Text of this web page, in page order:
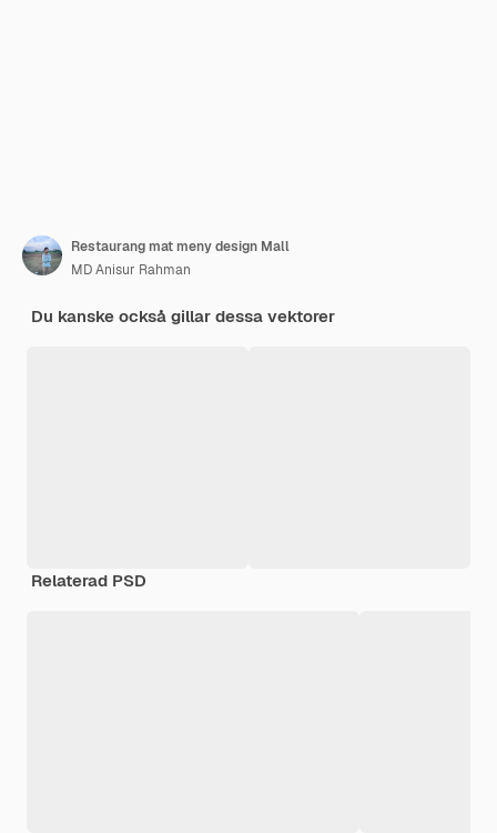
Restaurang mat meny design Mall
MD Anisur Rahman
Du kanske också gillar dessa vektorer
Relaterad PSD